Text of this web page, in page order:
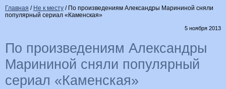
Главная / Не к месту / По произведениям Александры Марининой сняли
популярный сериал «Каменская»
5 ноября 2013
По произведениям Александры
Марининой сняли популярный
сериал «Каменская»